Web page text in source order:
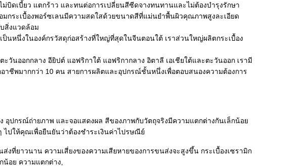
ดเบี้ยว แตกร้าว และทนต่อการเปลี่ยนสีซีดจางทนทานและไม่ต้องบำรุงรักษา
กระเบื้องพอร์ซเลนมีความสดใสด้วยขนาดสีที่แม่นยำพื้นผิวคุณภาพสูงละเอียด
สิ่งแวดล้อม
นหนึ่งในองค์กรวัสดุก่อสร้างที่ใหญ่ที่สุดในจีนตอนใต้ เราส่วนใหญ่ผลิตกระเบื้อง
นออกกลาง อียิปต์ แอฟริกาใต้ แอฟริกากลาง อิตาลี เอเชียใต้และตะวันออก เรามี
ชีพมากกว่า 10 คน สายการผลิตและอุปกรณ์ชั้นหนึ่งเพื่อตอบสนองความต้องการ
อุปกรณ์ถ่ายภาพ และจอแสดงผล สีของภาพกับวัตถุจริงมีความแตกต่างกันเล็กน้อย
ปให้คุณเพื่อยืนยันว่าต้องชำระเงินค่าไปรษณีย์
ที่ยาวนาน ความเสี่ยงของความเสียหายของการขนส่งจะสูงขึ้น กระเบื้องเซรามิก
อย ความแตกต่าง,